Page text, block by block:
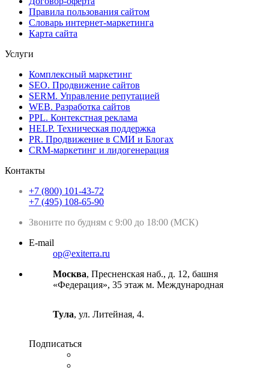
Правила пользования сайтом
Словарь интернет-маркетинга
Карта сайта
Услуги
Комплексный маркетинг
SEO. Продвижение сайтов
SERM. Управление репутацией
WEB. Разработка сайтов
PPL. Контекстная реклама
HELP. Техническая поддержка
PR. Продвижение в СМИ и Блогах
CRM-маркетинг и лидогенерация
Контакты
+7 (800) 101-43-72
+7 (495) 108-65-90
Звоните по будням с 9:00 до 18:00 (МСК)
E-mail
op@exiterra.ru
Москва, Пресненская наб., д. 12, башня
«Федерация», 35 этаж м. Международная
Тула, ул. Литейная, 4.
Подписаться